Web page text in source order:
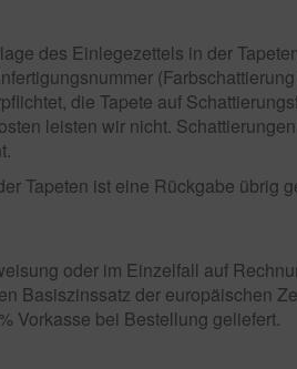
des Einlegezettels in der
die Tapete auf
leisten wir nicht.
Tapeten ist eine Rückgabe übrig
oder im Einzelfall auf
Basiszinssatz der europäischen
Vorkasse bei Bestellung geliefert.